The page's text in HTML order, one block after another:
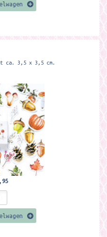
ca. 3,5 x 3,5 cm.